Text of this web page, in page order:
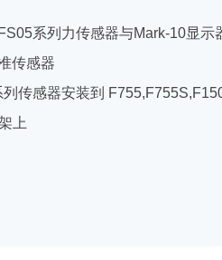
系列力传感器与Mark-10显示
传感器
传感器安装到
上